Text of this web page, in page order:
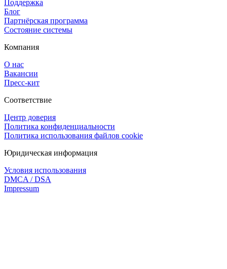
Поддержка
Блог
Партнёрская программа
Состояние системы
Компания
О нас
Вакансии
Пресс-кит
Соответствие
Центр доверия
Политика конфиденциальности
Политика использования файлов cookie
Юридическая информация
Условия использования
DMCA / DSA
Impressum